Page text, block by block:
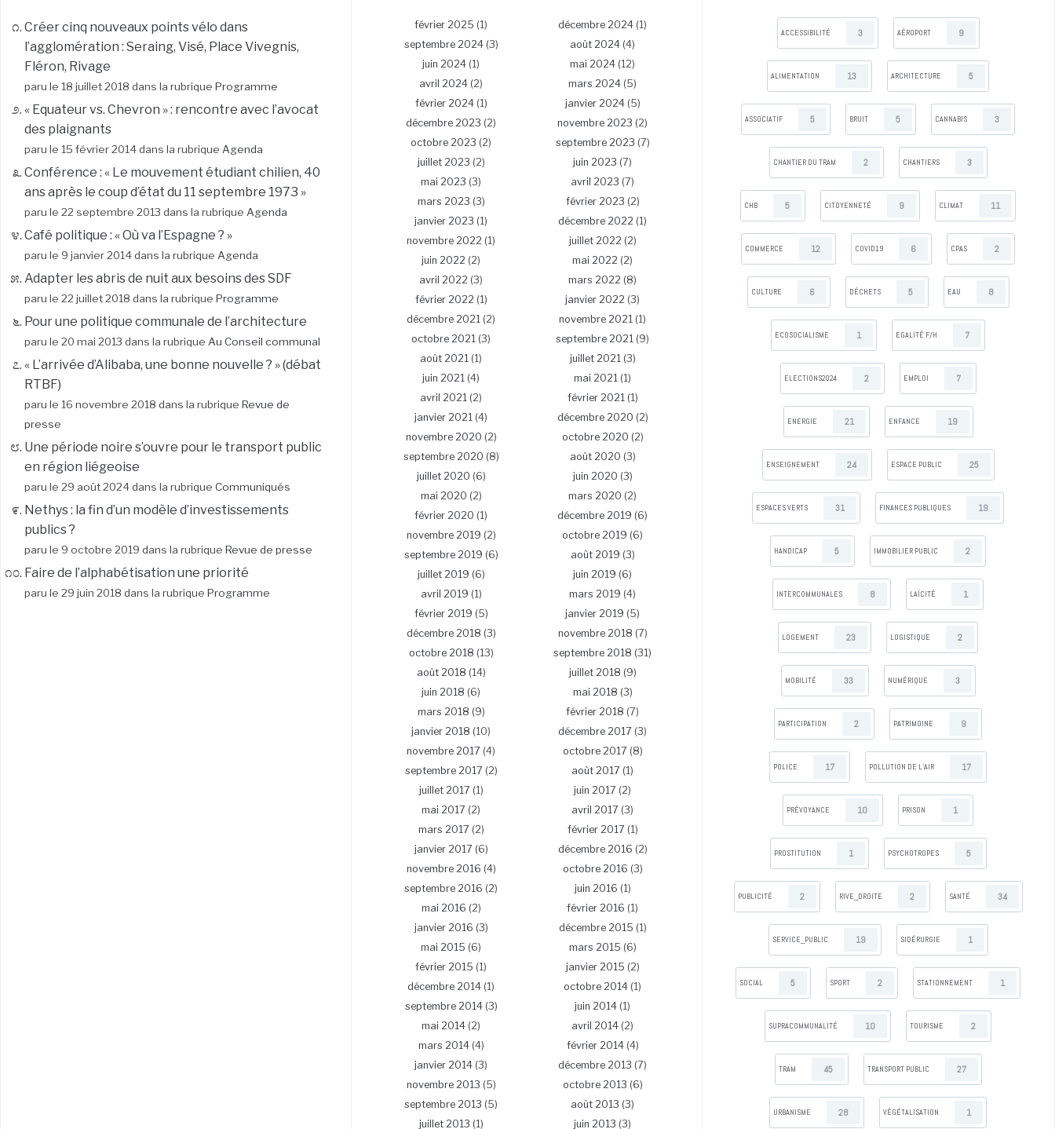
Créer cinq nouveaux points vélo dans
l’agglomération : Seraing, Visé, Place Vivegnis,
Fléron, Rivage
paru le 18 juillet 2018 dans la rubrique Programme
« Equateur vs. Chevron » : rencontre avec l’avocat
des plaignants
paru le 15 février 2014 dans la rubrique Agenda
Conférence : « Le mouvement étudiant chilien, 40
ans après le coup d’état du 11 septembre 1973 »
paru le 22 septembre 2013 dans la rubrique Agenda
Café politique : « Où va l’Espagne ? »
paru le 9 janvier 2014 dans la rubrique Agenda
Adapter les abris de nuit aux besoins des SDF
paru le 22 juillet 2018 dans la rubrique Programme
Pour une politique communale de l’architecture
paru le 20 mai 2013 dans la rubrique Au Conseil communal
« L’arrivée d’Alibaba, une bonne nouvelle ? » (débat
RTBF)
paru le 16 novembre 2018 dans la rubrique Revue de
presse
Une période noire s’ouvre pour le transport public
en région liégeoise
paru le 29 août 2024 dans la rubrique Communiqués
Nethys : la fin d’un modèle d’investissements
publics ?
paru le 9 octobre 2019 dans la rubrique Revue de presse
Faire de l’alphabétisation une priorité
paru le 29 juin 2018 dans la rubrique Programme
février 2025 (1) décembre 2024 (1)
septembre 2024(3) août 2024 (4)
juin 2024 (1) mai 2024 (12)
avril 2024 (2) mars 2024 (5)
février 2024(1) janvier 2024(5)
décembre 2023 (2) novembre 2023 (2)
octobre 2023 (2) septembre 2023 (7)
juillet 2023 (2) juin 2023 (7)
mai 2023 (3) avril 2023 (7)
mars 2023 (3) février 2023 (2)
janvier 2023 (1) décembre 2022 (1)
novembre 2022 (1) juillet 2022 (2)
juin 2022 (2) mai 2022 (2)
avril 2022 (3) mars 2022 (8)
février 2022 (1) janvier 2022 (3)
décembre 2021 (2) novembre 2021 (1)
octobre 2021 (3) septembre 2021 (9)
août 2021 (1) juillet 2021(3)
juin 2021 (4) mai 2021 (1)
avril 2021 (2) février 2021(1)
janvier 2021 (4) décembre 2020 (2)
novembre 2020 (2) octobre 2020 (2)
septembre 2020 (8) août 2020 (3)
juillet 2020 (6) juin 2020 (3)
mai 2020 (2) mars 2020 (2)
février 2020 (1) décembre 2019 (6)
novembre 2019 (2) octobre 2019 (6)
septembre 2019 (6) août 2019 (3)
juillet 2019 (6) juin 2019 (6)
avril 2019 (1) mars 2019 (4)
février 2019 (5) janvier 2019 (5)
décembre 2018 (3) novembre 2018 (7)
octobre 2018 (13) septembre 2018 (31)
août 2018 (14) juillet 2018 (9)
juin 2018 (6) mai 2018 (3)
mars 2018 (9) février 2018 (7)
janvier 2018 (10) décembre 2017 (3)
novembre 2017 (4) octobre 2017 (8)
septembre 2017 (2) août 2017 (1)
juillet 2017 (1) juin 2017 (2)
mai 2017 (2) avril 2017 (3)
mars 2017 (2) février 2017 (1)
janvier 2017 (6) décembre 2016 (2)
novembre 2016 (4) octobre 2016 (3)
septembre 2016 (2) juin 2016 (1)
mai 2016 (2) février 2016 (1)
janvier 2016 (3) décembre 2015 (1)
mai 2015 (6) mars 2015 (6)
février 2015 (1) janvier 2015 (2)
décembre 2014 (1) octobre 2014 (1)
septembre 2014(3) juin 2014 (1)
mai 2014 (2) avril 2014 (2)
mars 2014(4) février 2014(4)
janvier 2014 (3) décembre 2013 (7)
novembre 2013 (5) octobre 2013 (6)
septembre 2013 (5) août 2013 (3)
juillet 2013 (1) juin 2013 (3)
ACCESSIBILITÉ 3 AÉROPORT 9
ALIMENTATION 13 ARCHITECTURE 5
ASSOCIATIF 5 BRUIT 5 CANNABIS 3
CHANTIER DU TRAM 2 CHANTIERS 3
CHB 5 CITOYENNETÉ 9 CLIMAT 11
COMMERCE 12 COVID19 6 CPAS 2
CULTURE 6 DÉCHETS 5 EAU 8
ECOSOCIALISME 1 EGALITÉ F/H 7
ELECTIONS2024 2 EMPLOI 7
ENERGIE 21 ENFANCE 19
ENSEIGNEMENT 24 ESPACE PUBLIC 25
ESPACES VERTS 31 FINANCES PUBLIQUES 19
HANDICAP 5 IMMOBILIER PUBLIC 2
INTERCOMMUNALES 8 LAÏCITÉ 1
LOGEMENT 23 LOGISTIQUE 2
MOBILITÉ 33 NUMÉRIQUE 3
PARTICIPATION 2 PATRIMOINE 9
POLICE 17 POLLUTION DE L’AIR 17
PRÉVOYANCE 10 PRISON 1
PROSTITUTION 1 PSYCHOTROPES 5
PUBLICITÉ 2 RIVE_DROITE 2 SANTÉ 34
SERVICE_PUBLIC 19 SIDÉRURGIE 1
SOCIAL 5 SPORT 2 STATIONNEMENT 1
SUPRACOMMUNALITÉ 10 TOURISME 2
TRAM 45 TRANSPORT PUBLIC 27
URBANISME 28 VÉGÉTALISATION 1